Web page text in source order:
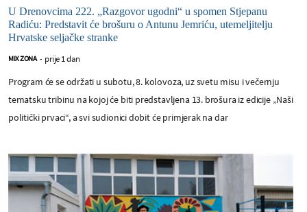
U Drenovcima 222. „Razgovor ugodni“ u spomen Stjepanu
Radiću: Predstavit će brošuru o Antunu Jemriću, utemeljitelju
Hrvatske seljačke stranke
MIX ZONA - prije 1 dan
Program će se održati u subotu, 8. kolovoza, uz svetu misu i večernju
tematsku tribinu na kojoj će biti predstavljena 13. brošura iz edicije „Naši
politički prvaci“, a svi sudionici dobit će primjerak na dar